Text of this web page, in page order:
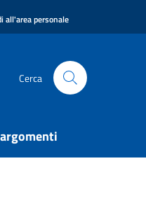
all'area personale
Cerca